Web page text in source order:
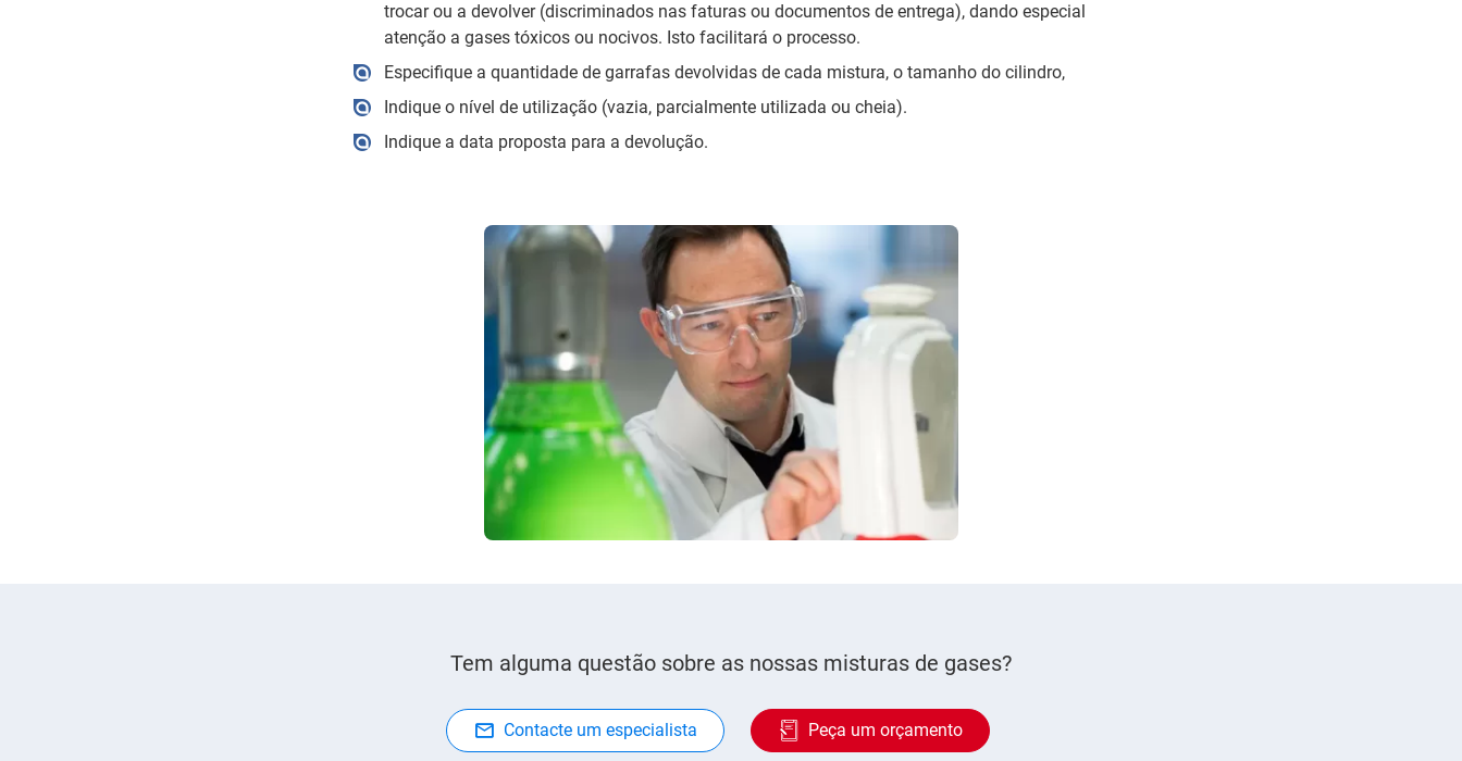
trocar ou a devolver (discriminados nas faturas ou documentos de entrega), dando especial
atenção a gases tóxicos ou nocivos. Isto facilitará o processo.
Especifique a quantidade de garrafas devolvidas de cada mistura, o tamanho do cilindro,
Indique o nível de utilização (vazia, parcialmente utilizada ou cheia).
Indique a data proposta para a devolução.
Tem alguma questão sobre as nossas misturas de gases?
Contacte um especialista Peça um orçamento